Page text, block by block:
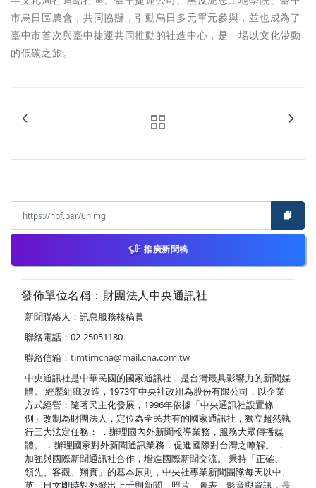
市烏日區農會，共同協辦，引動烏日多元單元參與，並也成為了
臺中市首次與臺中捷運共同推動的社造中心，是一場以文化帶動
的低碳之旅。
推廣新聞稿
發佈單位名稱：財團法人中央通訊社
新聞聯絡人：訊息服務核稿員
聯絡電話：02-25051180
聯絡信箱： timtimcna@mail.cna.com.tw
中央通訊社是中華民國的國家通訊社，是台灣最具影響力的新聞媒
體。 經歷組織改造，1973年中央社改組為股份有限公司，以企業
方式經營；隨著民主化發展，1996年依據「中央通訊社設置條
例」改制為財團法人，定位為全民共有的國家通訊社，獨立超然執
行三大法定任務： ．辦理國內外新聞報導業務，服務大眾傳播媒
體。 ．辦理國家對外新聞通訊業務，促進國際對台灣之瞭解。 ．
加強與國際新聞通訊社合作，增進國際新聞交流。 秉持「正確、
領先、客觀、翔實」的基本原則，中央社專業新聞團隊每天以中、